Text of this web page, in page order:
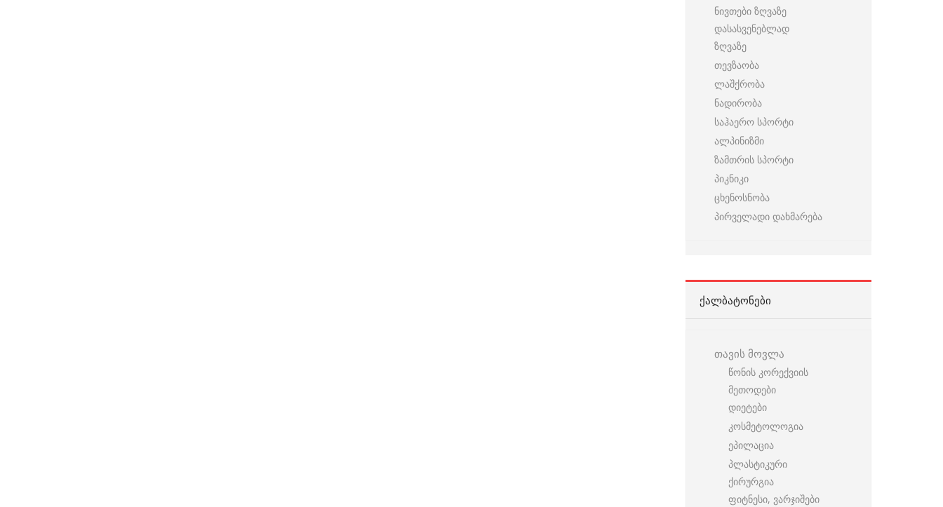
ნივთები ზღვაზე
დასასვენებლად
ზღვაზე
თევზაობა
ლაშქრობა
ნადირობა
საჰაერო სპორტი
ალპინიზმი
ზამთრის სპორტი
პიკნიკი
ცხენოსნობა
პირველადი დახმარება
ᲥᲐᲚᲑᲐᲢᲝᲜᲔᲑᲘ
თავის მოვლა
წონის კორექვიის
მეთოდები
დიეტები
კოსმეტოლოგია
ეპილაცია
პლასტიკური
ქირურგია
ფიტნესი, ვარჯიშები